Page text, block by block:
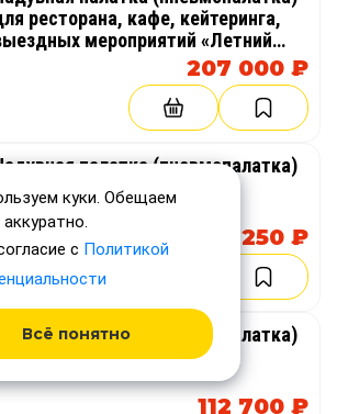
ресторана, кафе, кейтеринга,
мероприятий «Летний
207 000 ₽
палатка (пневмопалатка)
МЧС — пневмокаркасный
модуль
178 250 ₽
Надувная палатка (пневмопалатка)
для полевой кухни
112 700 ₽
куки. Обещаем
с Политикой
Всё понятно